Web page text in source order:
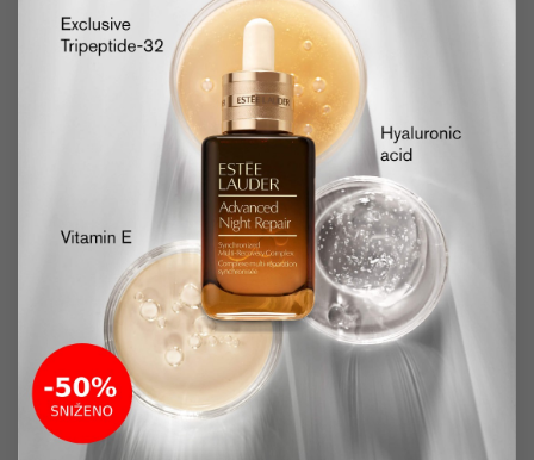
Dostupno
ESTEE LAUDER
Enlighten krema
za tamne fleke na
licu
50ml
12,990.00
6,690.00RSD
ESTEE LAUDER
DayWear Matte
Moisturizer Oil-
Control
Antioksidant
krema za masnu
kožu lica sa
matirajućim
efektom
50ml